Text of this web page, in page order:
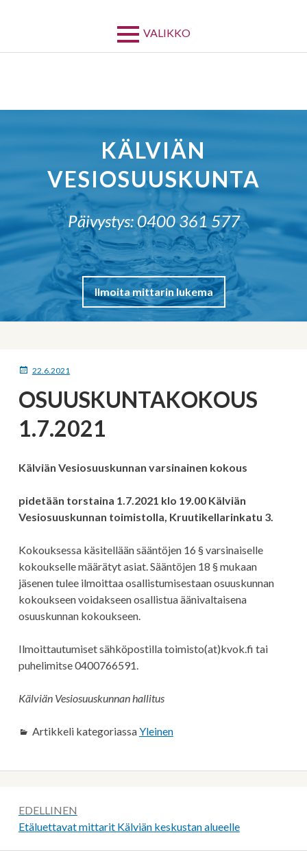
VALIKKO
KÄLVIÄN
VESIOSUUSKUNTA
Päivystys: 0400 361 577
Ilmoita mittarin lukema
JULKAISTU
22.6.2021
OSUUSKUNTAKOKOUS
1.7.2021
Kälviän Vesiosuuskunnan varsinainen kokous
pidetään torstaina 1.7.2021 klo 19.00 Kälviän
Vesiosuuskunnan toimistolla, Kruutikellarinkatu 3.
Kokouksessa käsitellään sääntöjen 16 § varsinaiselle
kokoukselle määrätyt asiat. Sääntöjen 18 § mukaan
jäsenen tulee ilmoittaa osallistumisestaan osuuskunnan
kokoukseen voidakseen osallistua äänivaltaisena
osuuskunnan kokoukseen.
Ilmoittautumiset sähköpostilla toimisto(at)kvok.fi tai
puhelimitse 0400766591.
Kälviän Vesiosuuskunnan hallitus
Artikkeli kategoriassaYleinen
selaus
EDELLINEN
Edellinen:
Etäluettavat mittarit Kälviän keskustan alueelle